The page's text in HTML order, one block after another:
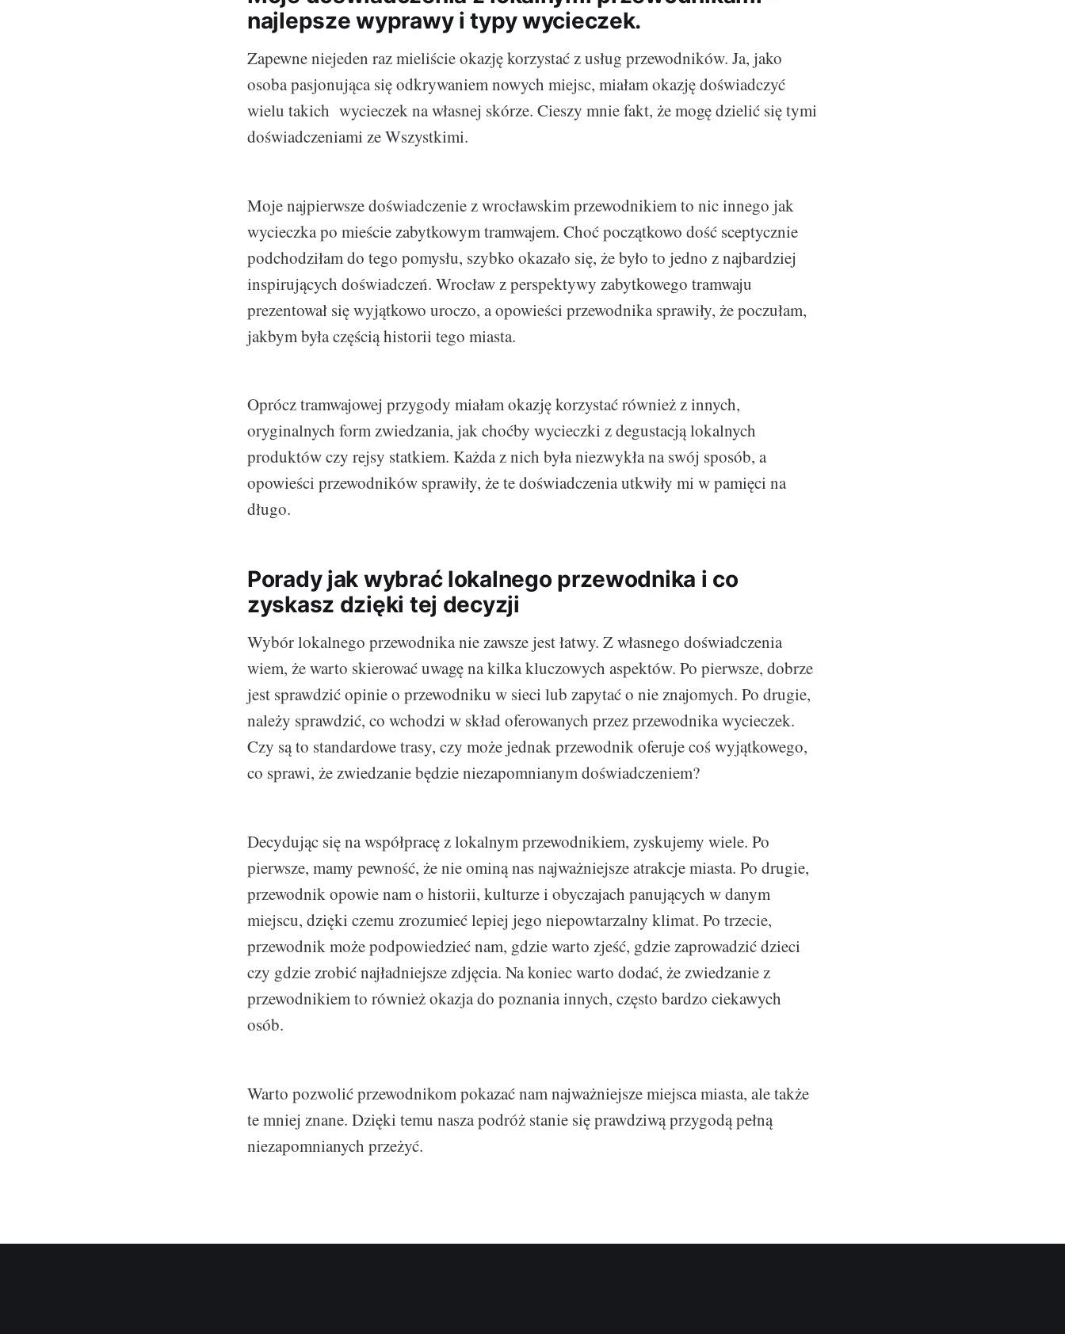
najlepsze wyprawy i typy wycieczek.
Zapewne niejeden raz mieliście okazję korzystać z usług przewodników. Ja, jako
osoba pasjonująca się odkrywaniem nowych miejsc, miałam okazję doświadczyć
wielu takich wycieczek na własnej skórze. Cieszy mnie fakt, że mogę dzielić się tymi
doświadczeniami ze Wszystkimi.
Moje najpierwsze doświadczenie z wrocławskim przewodnikiem to nic innego jak
wycieczka po mieście zabytkowym tramwajem. Choć początkowo dość sceptycznie
podchodziłam do tego pomysłu, szybko okazało się, że było to jedno z najbardziej
inspirujących doświadczeń. Wrocław z perspektywy zabytkowego tramwaju
prezentował się wyjątkowo uroczo, a opowieści przewodnika sprawiły, że poczułam,
jakbym była częścią historii tego miasta.
Oprócz tramwajowej przygody miałam okazję korzystać również z innych,
oryginalnych form zwiedzania, jak choćby wycieczki z degustacją lokalnych
produktów czy rejsy statkiem. Każda z nich była niezwykła na swój sposób, a
opowieści przewodników sprawiły, że te doświadczenia utkwiły mi w pamięci na
długo.
Porady jak wybrać lokalnego przewodnika i co
zyskasz dzięki tej decyzji
Wybór lokalnego przewodnika nie zawsze jest łatwy. Z własnego doświadczenia
wiem, że warto skierować uwagę na kilka kluczowych aspektów. Po pierwsze, dobrze
jest sprawdzić opinie o przewodniku w sieci lub zapytać o nie znajomych. Po drugie,
należy sprawdzić, co wchodzi w skład oferowanych przez przewodnika wycieczek.
Czy są to standardowe trasy, czy może jednak przewodnik oferuje coś wyjątkowego,
co sprawi, że zwiedzanie będzie niezapomnianym doświadczeniem?
Decydując się na współpracę z lokalnym przewodnikiem, zyskujemy wiele. Po
pierwsze, mamy pewność, że nie ominą nas najważniejsze atrakcje miasta. Po drugie,
przewodnik opowie nam o historii, kulturze i obyczajach panujących w danym
miejscu, dzięki czemu zrozumieć lepiej jego niepowtarzalny klimat. Po trzecie,
przewodnik może podpowiedzieć nam, gdzie warto zjeść, gdzie zaprowadzić dzieci
czy gdzie zrobić najładniejsze zdjęcia. Na koniec warto dodać, że zwiedzanie z
przewodnikiem to również okazja do poznania innych, często bardzo ciekawych
osób.
Warto pozwolić przewodnikom pokazać nam najważniejsze miejsca miasta, ale także
te mniej znane. Dzięki temu nasza podróż stanie się prawdziwą przygodą pełną
niezapomnianych przeżyć.